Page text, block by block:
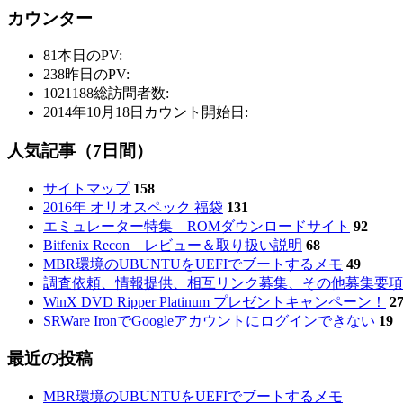
カウンター
81本日のPV:
238昨日のPV:
1021188総訪問者数:
2014年10月18日 カウント開始日:
人気記事（7日間）
サイトマップ 158
2016年 オリオスペック 福袋 131
エミュレーター特集 ROMダウンロードサイト 92
Bitfenix Recon レビュー＆取り扱い説明 68
MBR環境のUBUNTUをUEFIでブートするメモ 49
調査依頼、情報提供、相互リンク募集、その他募集要
WinX DVD Ripper Platinum プレゼントキャンペーン！
27
SRWare IronでGoogleアカウントにログインできない 19
最近の投稿
MBR環境のUBUNTUをUEFIでブートするメモ